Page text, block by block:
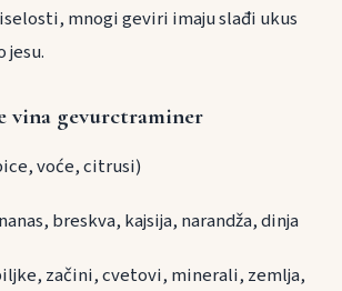
mnogi geviri imaju slađi ukus
jesu.
vina gevurctraminer
voće, citrusi)
breskva, kajsija, narandža, dinja
začini, cvetovi, minerali, zemlja,